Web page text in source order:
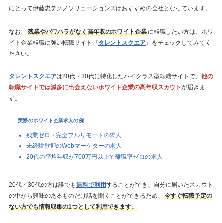
にとって伊藤忠テクノソリューションズはおすすめの会社となっています。
なお、 残業やパワハラがなく高年収のホワイト企業 に転職したい方は、ホワ
イト企業転職に強い転職サイト『タレントスクエア』をチェックしてみてく
ださい。
タレントスクエアは20代・30代に特化したハイクラス型転職サイトで、 他の
転職サイトでは滅多に出会えないホワイト企業の高年収スカウトが届きま
す。
実際のホワイト企業求人の例
残業ゼロ・完全フルリモートの求人
未経験歓迎のWebマーケターの求人
20代の平均年収が700万円以上で離職率ゼロの求人
20代・30代の方は誰でも無料で利用することができ、自分に届いたスカウト
の中から興味のあるものだけ話を聞くことができるため、
今すぐ転職予定の
ない方でも情報収集の1つとして利用できます。